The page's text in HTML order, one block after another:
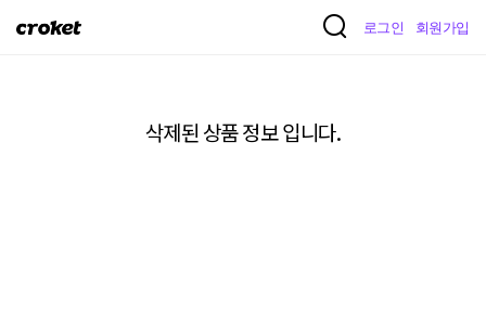
크
로그인 회원가입
삭제된 상품 정보 입니다.